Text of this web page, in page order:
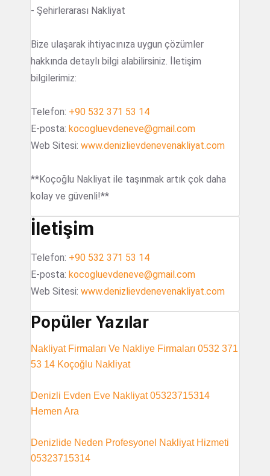
- Şehirlerarası Nakliyat
Bize ulaşarak ihtiyacınıza uygun çözümler
hakkında detaylı bilgi alabilirsiniz. İletişim
bilgilerimiz:
Telefon: +90 532 371 53 14
E-posta: kocogluevdeneve@gmail.com
Web Sitesi: www.denizlievdenevenakliyat.com
**Koçoğlu Nakliyat ile taşınmak artık çok daha
kolay ve güvenli!**
İletişim
Telefon: +90 532 371 53 14
E-posta: kocogluevdeneve@gmail.com
Web Sitesi: www.denizlievdenevenakliyat.com
Popüler Yazılar
Nakliyat Firmaları Ve Nakliye Firmaları 0532 371
53 14 Koçoğlu Nakliyat
Denizli Evden Eve Nakliyat 05323715314
Hemen Ara
Denizlide Neden Profesyonel Nakliyat Hizmeti
05323715314